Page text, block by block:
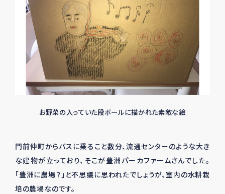
お野菜の入っていた段ボールに描かれた素敵な絵
門前仲町からバスに乗ること数分、流通センターのような大き
な建物が立っており、そこが豊洲パーカファームさんでした。
「豊洲に農場？」と不思議に思われたでしょうが、室内の水耕栽
培の農場なのです。